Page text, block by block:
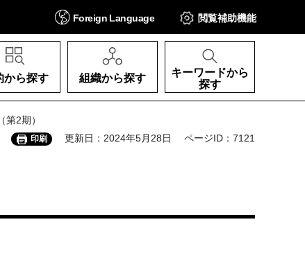
Foreign Language 閲覧補助機能
から探す 組織から探す
キーワードから
探す
2期）
印刷 更新日：2024年5月28日 ページID：7121